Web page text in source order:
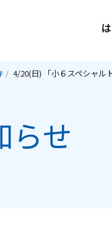
らせ